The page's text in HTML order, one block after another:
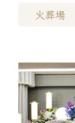
火葬場